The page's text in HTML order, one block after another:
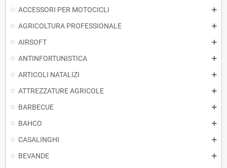
ACCESSORI PER MOTOCICLI
AGRICOLTURA PROFESSIONALE
AIRSOFT
ANTINFORTUNISTICA
ARTICOLI NATALIZI
ATTREZZATURE AGRICOLE
BARBECUE
BAHCO
CASALINGHI
BEVANDE